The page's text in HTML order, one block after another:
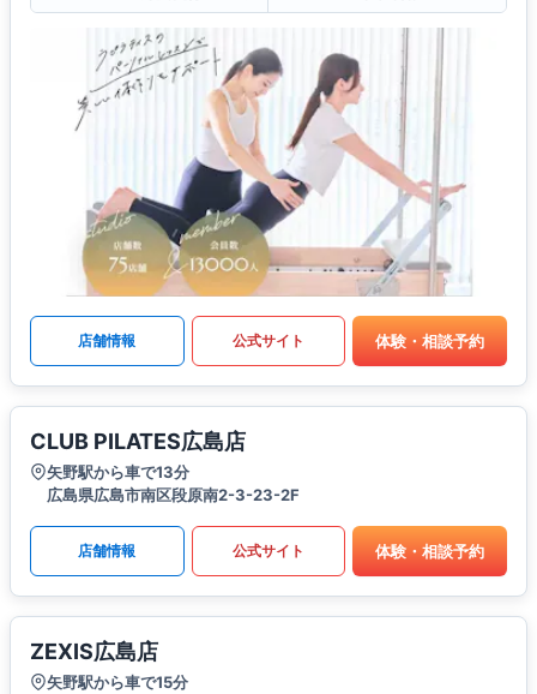
店舗情報 公式サイト 体験・相談予約
CLUB PILATES広島店
矢野駅から車で13分
広島県広島市南区段原南2-3-23-2F
店舗情報 公式サイト 体験・相談予約
ZEXIS広島店
矢野駅から車で15分